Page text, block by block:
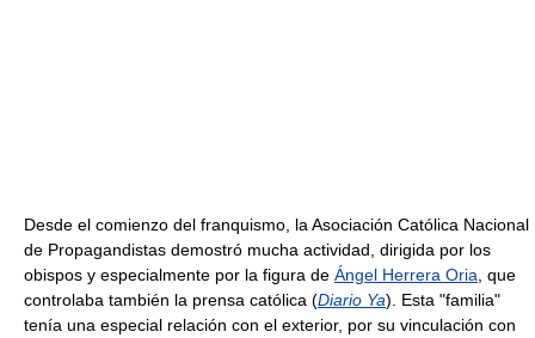
Desde el comienzo del franquismo, la Asociación Católica Nacional
de Propagandistas demostró mucha actividad, dirigida por los
obispos y especialmente por la figura de Ángel Herrera Oria , que
controlaba también la prensa católica (Diario Ya). Esta "familia"
tenía una especial relación con el exterior, por su vinculación con